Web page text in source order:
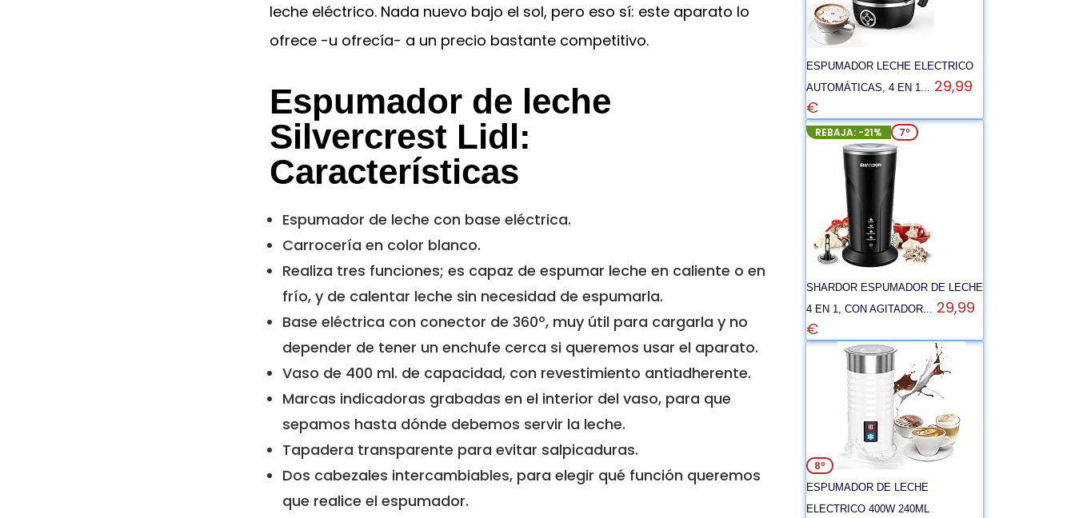
leche eléctrico. Nada nuevo bajo el sol, pero eso sí: este aparato lo
ofrece -u ofrecía- a un precio bastante competitivo.
Espumador de leche
Silvercrest Lidl:
Características
Espumador de leche con base eléctrica.
Carrocería en color blanco.
Realiza tres funciones; es capaz de espumar leche en caliente o en
frío, y de calentar leche sin necesidad de espumarla.
Base eléctrica con conector de 360º, muy útil para cargarla y no
depender de tener un enchufe cerca si queremos usar el aparato.
Vaso de 400 ml. de capacidad, con revestimiento antiadherente.
Marcas indicadoras grabadas en el interior del vaso, para que
sepamos hasta dónde debemos servir la leche.
Tapadera transparente para evitar salpicaduras.
Dos cabezales intercambiables, para elegir qué función queremos
que realice el espumador.
ESPUMADOR LECHE ELECTRICO
AUTOMÁTICAS, 4 EN 1... 29,99
€
REBAJA: -21% 7º
SHARDOR ESPUMADOR DE LECHE
4 EN 1, CON AGITADOR... 29,99
€
8º
ESPUMADOR DE LECHE
ELECTRICO 400W 240ML